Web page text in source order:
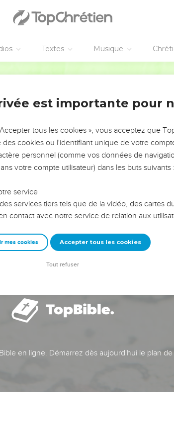
Textes Musique
L’ANNÉE !
?
leur foi ou leur vision. Mais on voit
alors même que ce sont
reviennent sur les erreurs
de sagesse afin que leurs erreurs
équipe, un groupe ou une famille,
en ligne. Démarrez dès aujourd'hui le plan
est importante pour
tous les cookies », vous acceptez que
des cookies ou l'identifiant unique de votre
personnel (comme vos données de
votre compte utilisateur) dans les buts suivants :
service
services tiers tels que de la vidéo, des cartes
contact avec notre service de relation aux
mes cookies Accepter tous les cookies
Tout refuser